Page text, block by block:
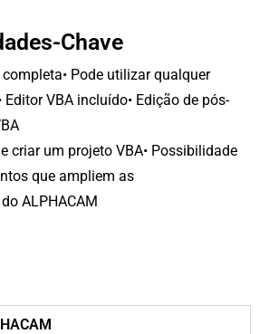
Chave
completa• Pode utilizar qualquer
Editor VBA incluído• Edição de pós-
criar um projeto VBA• Possibilidade
que ampliem as
ALPHACAM